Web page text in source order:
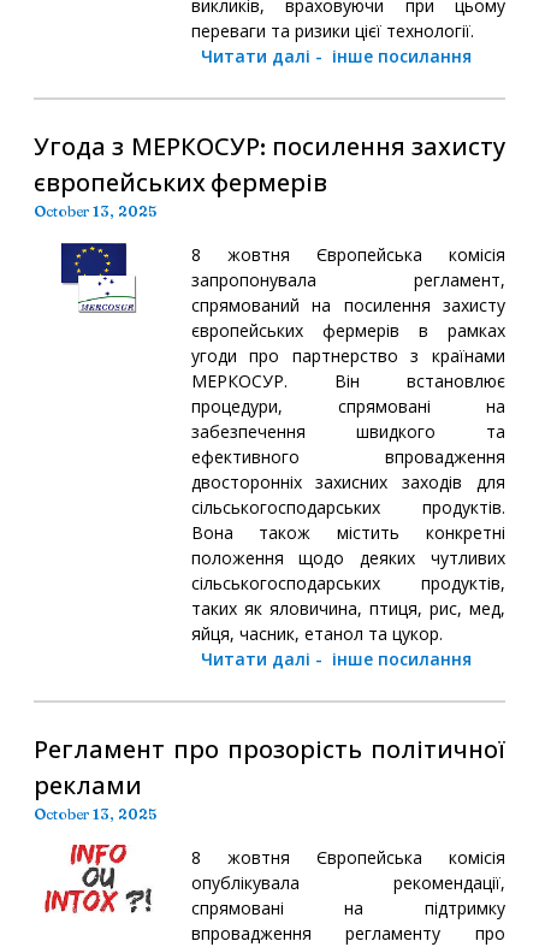
викликів, враховуючи при цьому
переваги та ризики цієї технології.
Читати далі - інше посилання
Угода з МЕРКОСУР: посилення захисту
європейських фермерів
October 13, 2025
8 жовтня Європейська комісія
запропонувала регламент,
спрямований на посилення захисту
європейських фермерів в рамках
угоди про партнерство з країнами
МЕРКОСУР. Він встановлює
процедури, спрямовані на
забезпечення швидкого та
ефективного впровадження
двосторонніх захисних заходів для
сільськогосподарських продуктів.
Вона також містить конкретні
положення щодо деяких чутливих
сільськогосподарських продуктів,
таких як яловичина, птиця, рис, мед,
яйця, часник, етанол та цукор.
Читати далі - інше посилання
Регламент про прозорість політичної
реклами
October 13, 2025
8 жовтня Європейська комісія
опублікувала рекомендації,
спрямовані на підтримку
впровадження регламенту про